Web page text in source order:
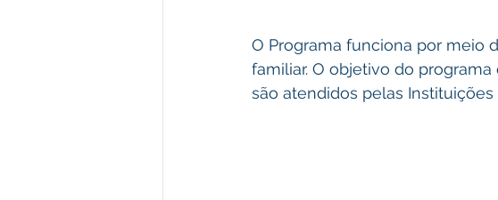
O Programa funciona por meio
familiar. O objetivo do
são atendidos pelas